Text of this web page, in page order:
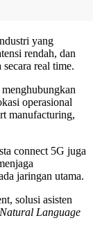
yang
rendah, dan
real time.
operasional
manufacturing,
connect 5G juga
jaringan utama.
solusi asisten
Natural Language